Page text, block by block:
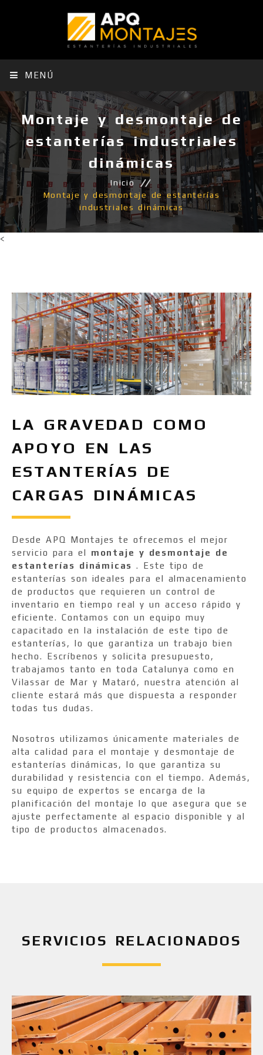
MENÚ
Montaje y desmontaje de
estanterías industriales
dinámicas
Inicio
Montaje y desmontaje de estanterías
industriales dinámicas
<
LA GRAVEDAD COMO
APOYO EN LAS
ESTANTERÍAS DE
CARGAS DINÁMICAS
Desde APQ Montajes te ofrecemos el mejor
servicio para el montaje y desmontaje de
estanterías dinámicas. Este tipo de
estanterías son ideales para el almacenamiento
de productos que requieren un control de
inventario en tiempo real y un acceso rápido y
eficiente. Contamos con un equipo muy
capacitado en la instalación de este tipo de
estanterías, lo que garantiza un trabajo bien
hecho. Escríbenos y solicita presupuesto,
trabajamos tanto en toda Catalunya como en
Vilassar de Mar y Mataró, nuestra atención al
cliente estará más que dispuesta a responder
todas tus dudas.
Nosotros utilizamos únicamente materiales de
alta calidad para el montaje y desmontaje de
estanterías dinámicas, lo que garantiza su
durabilidad y resistencia con el tiempo. Además,
su equipo de expertos se encarga de la
planificación del montaje lo que asegura que se
ajuste perfectamente al espacio disponible y al
tipo de productos almacenados.
SERVICIOS RELACIONADOS